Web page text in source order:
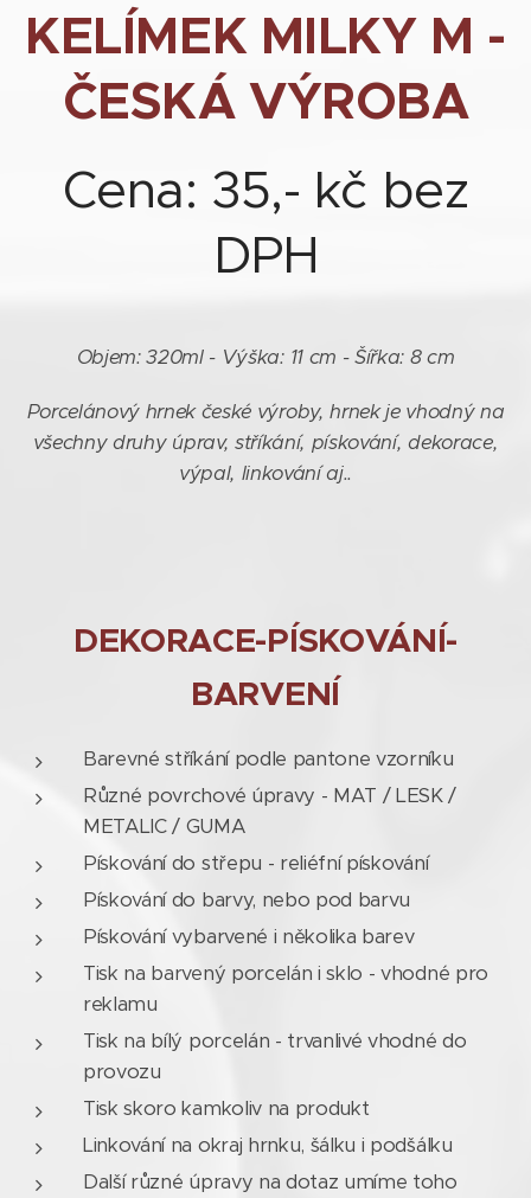
KELÍMEK MILKY M -
ČESKÁ VÝROBA
Cena: 35,- kč bez
DPH
Objem: 320ml - Výška: 11 cm - Šířka: 8 cm
Porcelánový hrnek české výroby, hrnek je vhodný na
všechny druhy úprav, stříkání, pískování, dekorace,
výpal, linkování aj..
DEKORACE-PÍSKOVÁNÍ-
BARVENÍ
Barevné stříkání podle pantone vzorníku
Různé povrchové úpravy - MAT / LESK /
METALIC / GUMA
Pískování do střepu - reliéfní pískování
Pískování do barvy, nebo pod barvu
Pískování vybarvené i několika barev
Tisk na barvený porcelán i sklo - vhodné pro
reklamu
Tisk na bílý porcelán - trvanlivé vhodné do
provozu
Tisk skoro kamkoliv na produkt
Linkování na okraj hrnku, šálku i podšálku
Další různé úpravy na dotaz umíme toho